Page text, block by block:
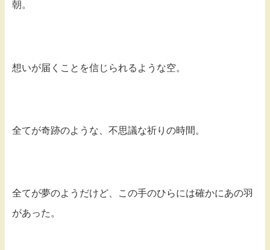
朝。
想いが届くことを信じられるような空。
全てが奇跡のような、不思議な祈りの時間。
全てが夢のようだけど、この手のひらには確かにあの羽
があった。